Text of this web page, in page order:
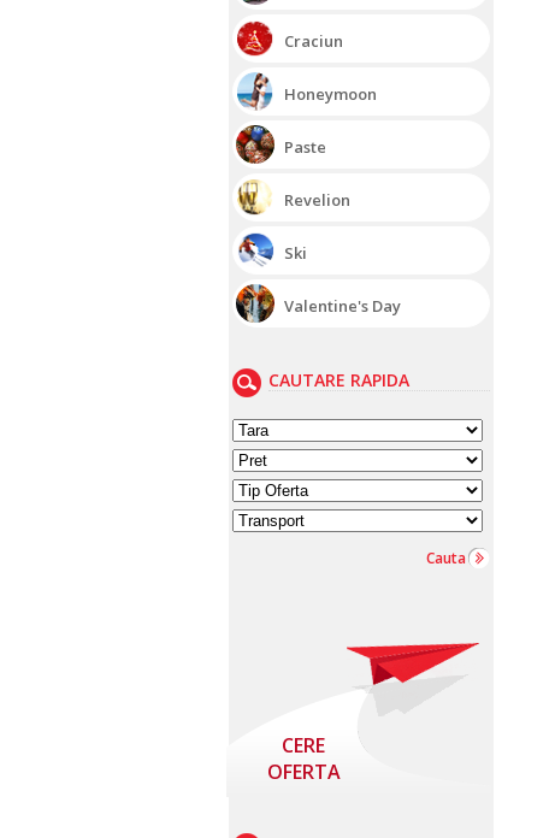
Craciun
Honeymoon
Paste
Revelion
Ski
Valentine's Day
CAUTARE RAPIDA
Cauta
CERE
OFERTA